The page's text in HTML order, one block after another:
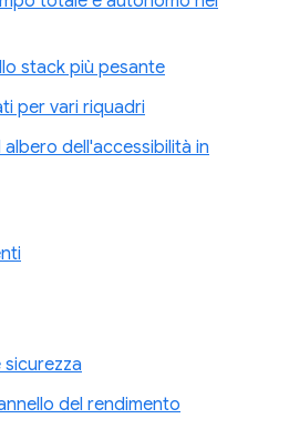
stack più pesante
per vari riquadri
albero dell'accessibilità in
sicurezza
del rendimento